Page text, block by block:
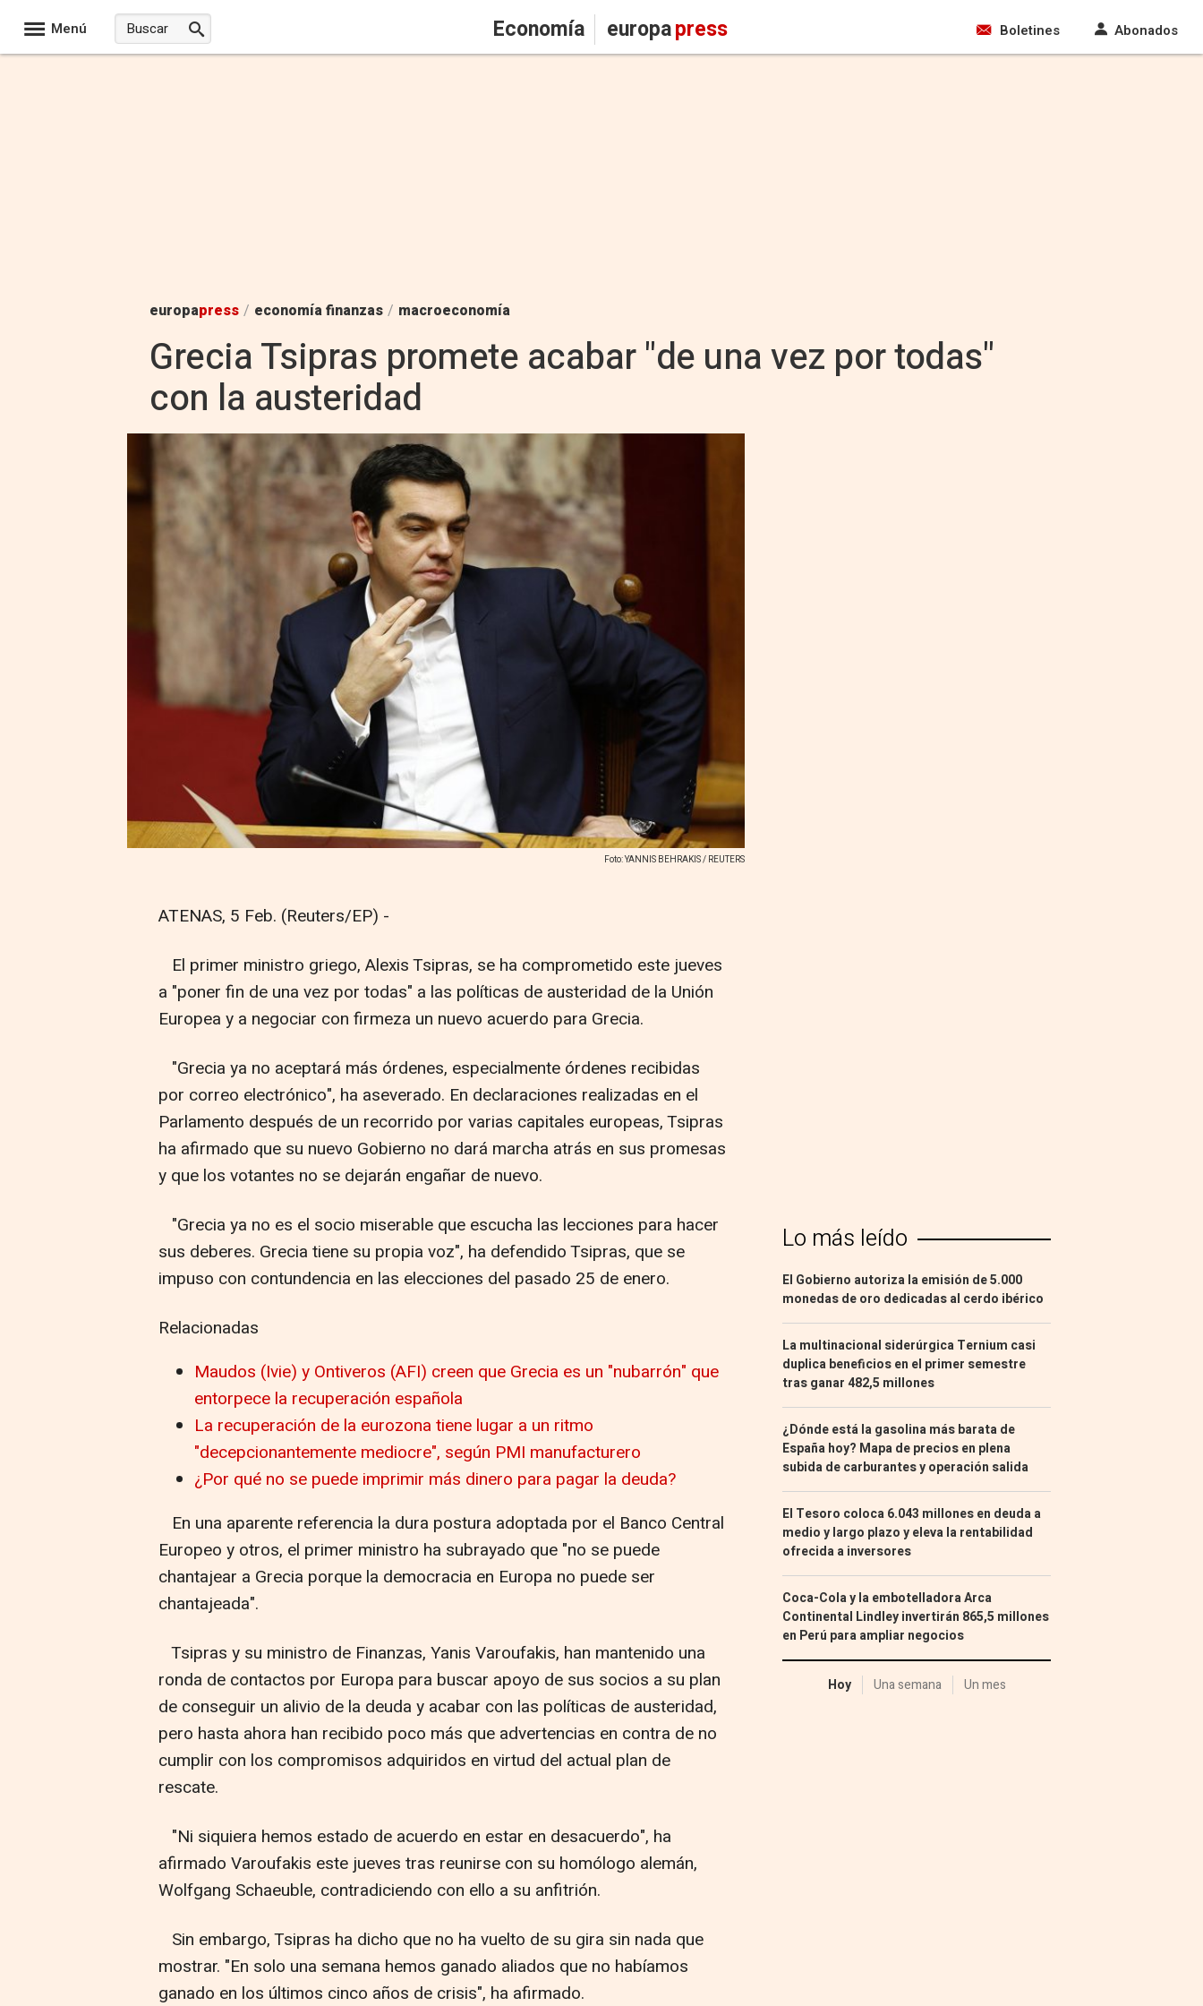
Menú Economía europapress Boletines Abonados
europapress / economía finanzas / macroeconomía
Grecia Tsipras promete acabar "de una vez por todas"
con la austeridad
Foto: YANNIS BEHRAKIS / REUTERS
ATENAS, 5 Feb. (Reuters/EP) -
El primer ministro griego, Alexis Tsipras, se ha comprometido este jueves
a "poner fin de una vez por todas" a las políticas de austeridad de la Unión
Europea y a negociar con firmeza un nuevo acuerdo para Grecia.
"Grecia ya no aceptará más órdenes, especialmente órdenes recibidas
por correo electrónico", ha aseverado. En declaraciones realizadas en el
Parlamento después de un recorrido por varias capitales europeas, Tsipras
ha afirmado que su nuevo Gobierno no dará marcha atrás en sus promesas
y que los votantes no se dejarán engañar de nuevo.
"Grecia ya no es el socio miserable que escucha las lecciones para hacer
sus deberes. Grecia tiene su propia voz", ha defendido Tsipras, que se
impuso con contundencia en las elecciones del pasado 25 de enero.
Relacionadas
Maudos (Ivie) y Ontiveros (AFI) creen que Grecia es un "nubarrón" que
entorpece la recuperación española
La recuperación de la eurozona tiene lugar a un ritmo
"decepcionantemente mediocre", según PMI manufacturero
¿Por qué no se puede imprimir más dinero para pagar la deuda?
En una aparente referencia la dura postura adoptada por el Banco Central
Europeo y otros, el primer ministro ha subrayado que "no se puede
chantajear a Grecia porque la democracia en Europa no puede ser
chantajeada".
Tsipras y su ministro de Finanzas, Yanis Varoufakis, han mantenido una
ronda de contactos por Europa para buscar apoyo de sus socios a su plan
de conseguir un alivio de la deuda y acabar con las políticas de austeridad,
pero hasta ahora han recibido poco más que advertencias en contra de no
cumplir con los compromisos adquiridos en virtud del actual plan de
rescate.
"Ni siquiera hemos estado de acuerdo en estar en desacuerdo", ha
afirmado Varoufakis este jueves tras reunirse con su homólogo alemán,
Wolfgang Schaeuble, contradiciendo con ello a su anfitrión.
Sin embargo, Tsipras ha dicho que no ha vuelto de su gira sin nada que
mostrar. "En solo una semana hemos ganado aliados que no habíamos
ganado en los últimos cinco años de crisis", ha afirmado.
Lo más leído
El Gobierno autoriza la emisión de 5.000
monedas de oro dedicadas al cerdo ibérico
La multinacional siderúrgica Ternium casi
duplica beneficios en el primer semestre
tras ganar 482,5 millones
¿Dónde está la gasolina más barata de
España hoy? Mapa de precios en plena
subida de carburantes y operación salida
El Tesoro coloca 6.043 millones en deuda a
medio y largo plazo y eleva la rentabilidad
ofrecida a inversores
Coca-Cola y la embotelladora Arca
Continental Lindley invertirán 865,5 millones
en Perú para ampliar negocios
Hoy Una semana Un mes